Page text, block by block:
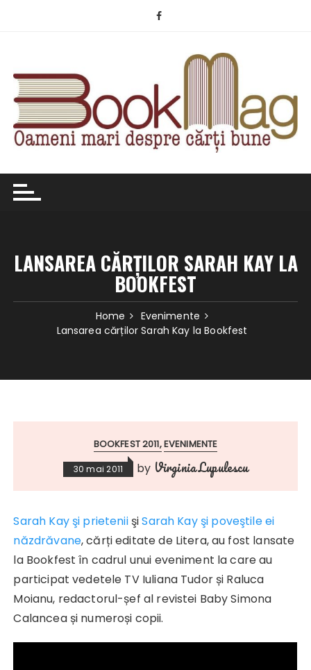
LANSAREA CĂRȚILOR SARAH KAY LA
BOOKFEST
Home
Evenimente
Lansarea cărților Sarah Kay la Bookfest
BOOKFEST 2011 EVENIMENTE
30 mai 2011 by Virginia Lupulescu
Sarah Kay şi prieteniişiSarah Kay şi poveştile ei
năzdrăvane, cărți editate de Litera, au fost lansate
la Bookfest în cadrul unui eveniment la care au
participat vedetele TV Iuliana Tudor și Raluca
Moianu, redactorul-șef al revistei Baby Simona
Calancea și numeroși copii.